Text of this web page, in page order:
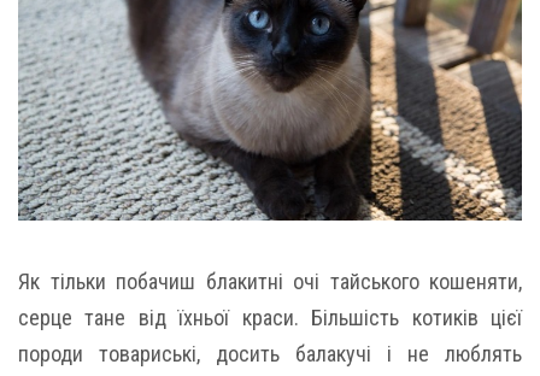
Як тільки побачиш блакитні очі тайського кошеняти,
серце тане від їхньої краси. Більшість котиків цієї
породи товариські, досить балакучі і не люблять